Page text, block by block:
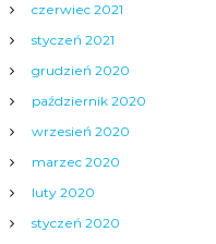
czerwiec 2021
styczeń 2021
grudzień 2020
październik 2020
wrzesień 2020
marzec 2020
luty 2020
styczeń 2020